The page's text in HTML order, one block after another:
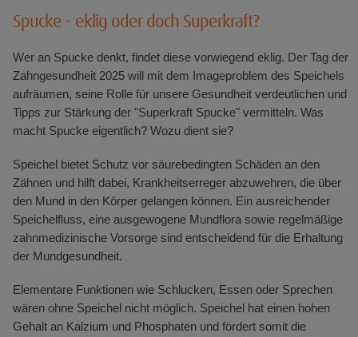
Spucke - eklig oder doch Superkraft?
Wer an Spucke denkt, findet diese vorwiegend eklig. Der Tag der
Zahngesundheit 2025 will mit dem Imageproblem des Speichels
aufräumen, seine Rolle für unsere Gesundheit verdeutlichen und
Tipps zur Stärkung der "Superkraft Spucke" vermitteln. Was
macht Spucke eigentlich? Wozu dient sie?
Speichel bietet Schutz vor säurebedingten Schäden an den
Zähnen und hilft dabei, Krankheitserreger abzuwehren, die über
den Mund in den Körper gelangen können. Ein ausreichender
Speichelfluss, eine ausgewogene Mundflora sowie regelmäßige
zahnmedizinische Vorsorge sind entscheidend für die Erhaltung
der Mundgesundheit.
Elementare Funktionen wie Schlucken, Essen oder Sprechen
wären ohne Speichel nicht möglich. Speichel hat einen hohen
Gehalt an Kalzium und Phosphaten und fördert somit die